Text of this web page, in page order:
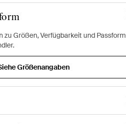
zu Größen, Verfügbarkeit und Passform
Größenangaben